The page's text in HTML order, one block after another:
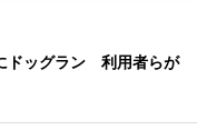
ドッグラン 利用者らが